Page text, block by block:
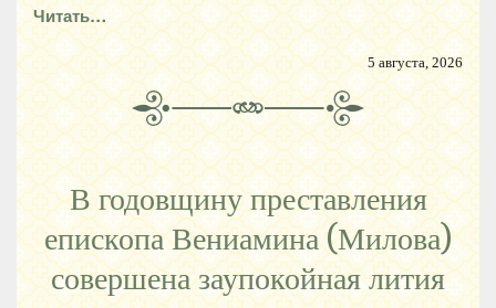
Читать…
5 августа, 2026
В годовщину преставления
епископа Вениамина (Милова)
совершена заупокойная лития